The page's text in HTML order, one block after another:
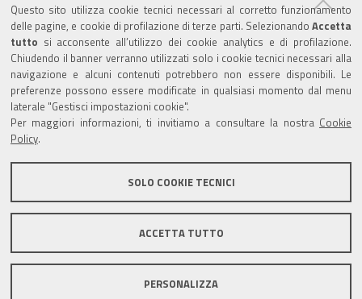
Questo sito utilizza cookie tecnici necessari al corretto funzionamento
delle pagine, e cookie di profilazione di terze parti. Selezionando Accetta
tutto si acconsente all’utilizzo dei cookie analytics e di profilazione.
Chiudendo il banner verranno utilizzati solo i cookie tecnici necessari alla
navigazione e alcuni contenuti potrebbero non essere disponibili. Le
preferenze possono essere modificate in qualsiasi momento dal menu
laterale "Gestisci impostazioni cookie".
Per maggiori informazioni, ti invitiamo a consultare la nostra Cookie
Policy.
SOLO COOKIE TECNICI
ACCETTA TUTTO
PERSONALIZZA
Turismo
Riserva di Nirano
Castello di Spezzano
Iscriviti alla nostra newsletter
Comune di Fiorano Modenese, Piazza Ciro Menotti, 1 -
41042 Fiorano Modenese (Mo) C.F. 84001590367 - P.IVA
00299940361 - PEC:comunefiorano@cert.fiorano.it
Privacy e Cookie Policy